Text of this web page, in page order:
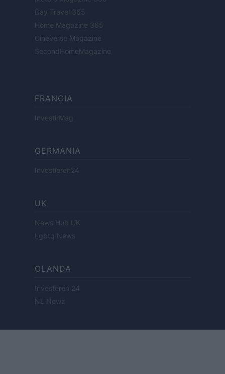
Day Travel 365
Home Magazine 365
Cineverse Magazine
SecondHomeMagazine
FRANCIA
InvestirMag
GERMANIA
Investieren24
UK
News Hub UK
Lgbtq News
OLANDA
Investeren 24
NL Newz